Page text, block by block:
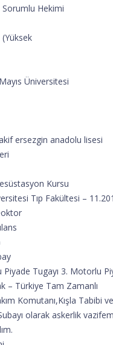
Sorumlu Hekimi
Üniversitesi
ersezgin anadolu lisesi
Kursu
Tıp Fakültesi –
Tugayı 3. Motorlu
– Türkiye Tam Zamanlı
Komutanı,Kışla Tabibi
olarak askerlik